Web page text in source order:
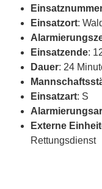
Einsatzort:
Einsatzende:
Dauer: 24
Einsatzart: S
Externe
Rettungsdienst